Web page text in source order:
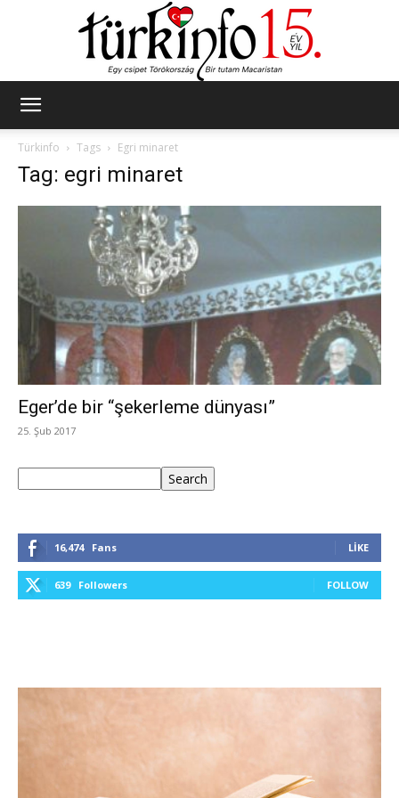
Türkinfo
Tags Egri minaret
Tag: egri minaret
Eger’de bir “şekerleme dünyası”
25. Şub 2017
Search
16,474 Fans LIKE
639 Followers FOLLOW